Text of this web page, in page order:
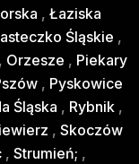
, Łaziska
Śląskie ,
, Orzesze , Piekary
, Pyskowice
Śląska , Rybnik ,
, Skoczów
, Strumień; ,